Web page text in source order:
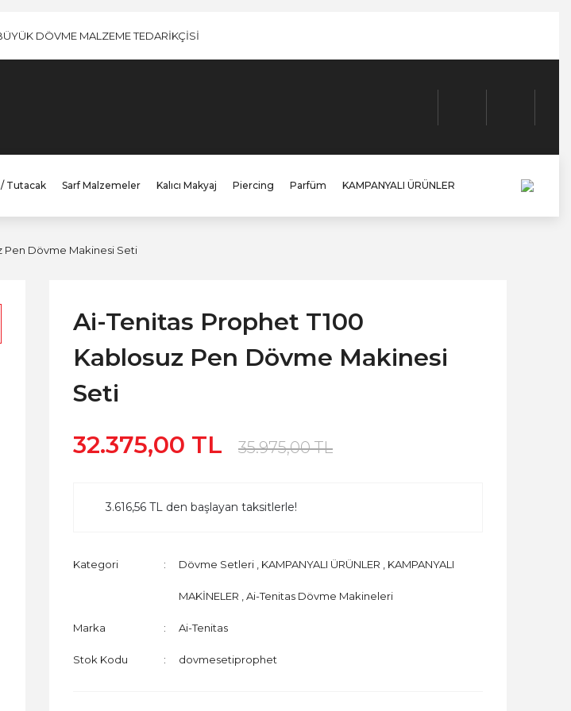
DÖVME MALZEME TEDARİKÇİSİ
Tutacak Sarf Malzemeler Kalıcı Makyaj Piercing Parfüm KAMPANYALI ÜRÜNLER
Pen Dövme Makinesi Seti
Ai-Tenitas Prophet T100
Kablosuz Pen Dövme Makinesi
Seti
32.375,00 TL
35.975,00 TL
3.616,56 TL den başlayan taksitlerle!
Kategori Dövme Setleri KAMPANYALI ÜRÜNLER KAMPANYALI
MAKİNELER Ai-Tenitas Dövme Makineleri
Marka Ai-Tenitas
Stok Kodu dovmesetiprophet